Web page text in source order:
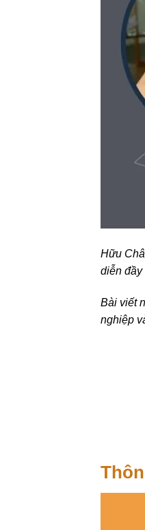
Hữu
diễn đầy
Bài viết
nghiệp